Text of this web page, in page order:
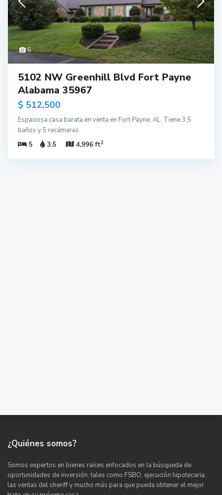
6
5102 NW Greenhill Blvd Fort Payne
Alabama 35967
$ 512,500
Espaciosa casa barata en venta en Fort Payne, AL. Tiene 3.5
baños y 5 recámaras.
5
3.5 4,996 ft2
¿Quiénes somos?
Somos expertos en bienes raíces enfocados en la búsqueda de
oportunidades de inversión, tales como FSBO, ejecución hipotecaria,
las ventas del sheriff y mucho más para que pueda obtener el mejor